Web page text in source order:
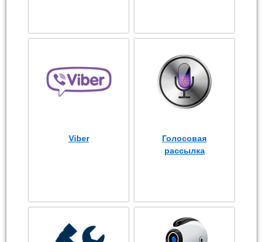
Viber
Голосовая
рассылка